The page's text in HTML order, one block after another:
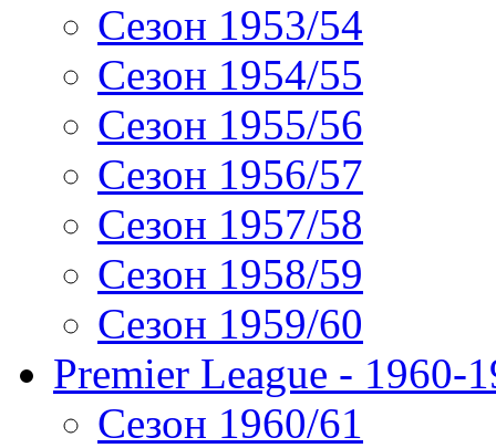
Сезон 1953/54
Сезон 1954/55
Сезон 1955/56
Сезон 1956/57
Сезон 1957/58
Сезон 1958/59
Сезон 1959/60
Premier League - 1960-
Сезон 1960/61